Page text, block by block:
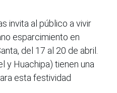
invita al público a vivir
esparcimiento en
del 17 al 20 de abril.
y Huachipa) tienen una
esta festividad